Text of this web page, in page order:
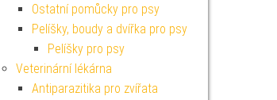
Ostatní pomůcky pro psy
Pelíšky, boudy a dvířka pro psy
Pelíšky pro psy
Veterinární lékárna
Antiparazitika pro zvířata